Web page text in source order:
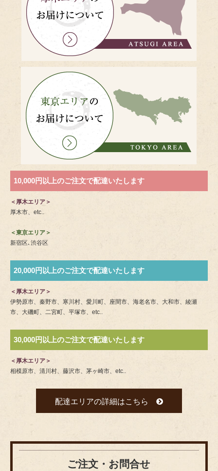
10,000円以上のご注文で配達いたします
＜厚木エリア＞
厚木市、etc..
＜東京エリア＞
新宿区､渋谷区
20,000円以上のご注文で配達いたします
＜厚木エリア＞
伊勢原市、秦野市、寒川村、愛川町、座間市、海老名市、大和市、綾瀬
市、大磯町、二宮町、平塚市、etc..
30,000円以上のご注文で配達いたします
＜厚木エリア＞
相模原市、清川村、藤沢市、茅ヶ崎市、etc..
配達エリアの詳細はこちら
ご注文・お問合せ